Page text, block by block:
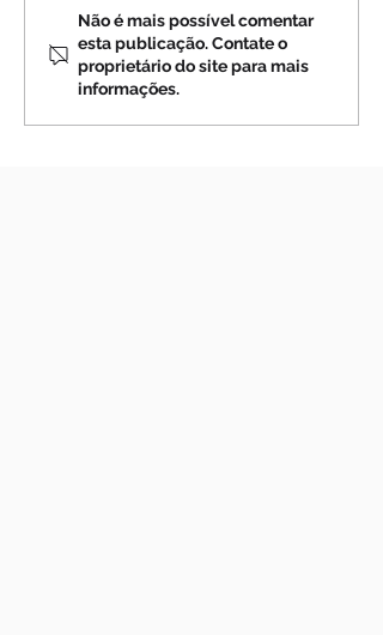
Cuidado com o que
pode esfriar sua fé!
Não é mais possível comentar
esta publicação. Contate o
proprietário do site para mais
informações.